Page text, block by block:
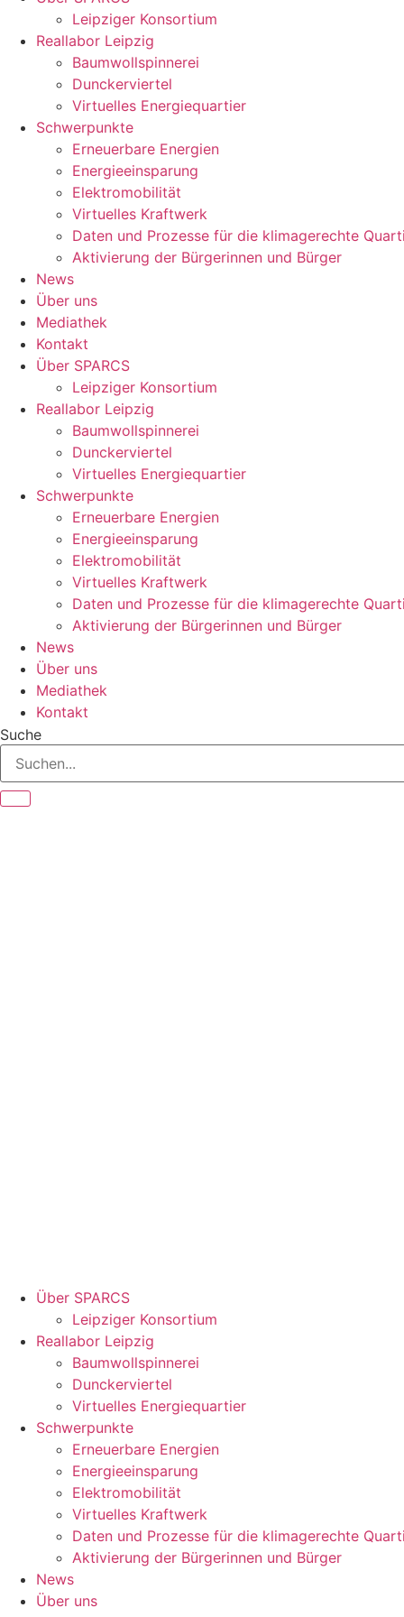
Leipziger Konsortium
Reallabor Leipzig
Baumwollspinnerei
Dunckerviertel
Virtuelles Energiequartier
Schwerpunkte
Erneuerbare Energien
Energieeinsparung
Elektromobilität
Virtuelles Kraftwerk
Daten und Prozesse für die klimagerechte
Aktivierung der Bürgerinnen und Bürger
News
Über uns
Mediathek
Kontakt
Über SPARCS
Leipziger Konsortium
Reallabor Leipzig
Baumwollspinnerei
Dunckerviertel
Virtuelles Energiequartier
Schwerpunkte
Erneuerbare Energien
Energieeinsparung
Elektromobilität
Virtuelles Kraftwerk
Daten und Prozesse für die klimagerechte
Aktivierung der Bürgerinnen und Bürger
News
Über uns
Mediathek
Kontakt
Suche
Über SPARCS
Leipziger Konsortium
Reallabor Leipzig
Baumwollspinnerei
Dunckerviertel
Virtuelles Energiequartier
Schwerpunkte
Erneuerbare Energien
Energieeinsparung
Elektromobilität
Virtuelles Kraftwerk
Daten und Prozesse für die klimagerechte
Aktivierung der Bürgerinnen und Bürger
News
Über uns